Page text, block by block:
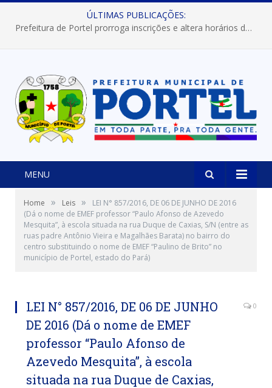
ÚLTIMAS PUBLICAÇÕES:
Prefeitura de Portel prorroga inscrições e altera horários dos concursos “Musa” e “Miss Mix Verão 2026”
MENU
Home » Leis »
LEI N° 857/2016, DE 06 DE JUNHO DE 2016
(Dá o nome de EMEF professor “Paulo Afonso de Azevedo
Mesquita”, à escola situada na rua Duque de Caxias, S/N (entre as
ruas padre Antônio Vieira e Magalhães Barata) no bairro do
centro substituindo o nome de EMEF “Paulino de Brito” no
município de Portel, estado do Pará)
LEI N° 857/2016, DE 06 DE JUNHO
DE 2016 (Dá o nome de EMEF
professor “Paulo Afonso de
Azevedo Mesquita”, à escola
situada na rua Duque de Caxias,
0